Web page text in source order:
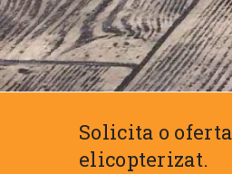
Solicita o
elicopterizat.